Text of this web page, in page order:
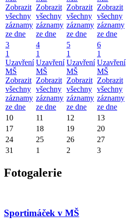
Zobrazit
všechny
záznamy
ze dne
Zobrazit
všechny
záznamy
ze dne
Zobrazit
všechny
záznamy
ze dne
Zobrazit
všechny
záznamy
ze dne
3
1
Uzavření
MŠ
Zobrazit
všechny
záznamy
ze dne
4
1
Uzavření
MŠ
Zobrazit
všechny
záznamy
ze dne
5
1
Uzavření
MŠ
Zobrazit
všechny
záznamy
ze dne
6
1
Uzavření
MŠ
Zobrazit
všechny
záznamy
ze dne
10 11 12 13
17
18 19 20
24
25 26 27
31
1 2 3
Fotogalerie
Sportimáček v MŠ